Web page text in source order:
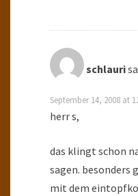
schlauri
September 14, 2008 at
herr s,
das klingt schon
sagen.
mit dem